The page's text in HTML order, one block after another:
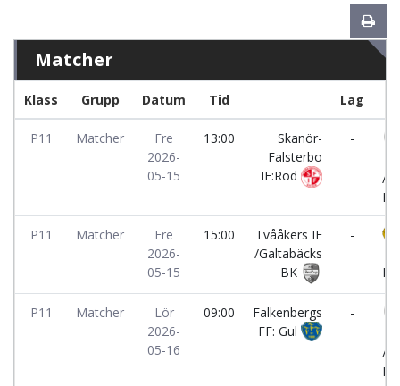
Matcher
Klass Grupp Datum Tid Lag
P11 Matcher
Fre
2026-
05-15
13:00
Skanör-
Falsterbo
IF:Röd
-
/
BK
P11 Matcher
Fre
2026-
05-15
15:00
Tvååkers IF
/Galtabäcks
BK
-
P11 Matcher
Lör
2026-
05-16
09:00
Falkenbergs
FF: Gul
-
/
BK